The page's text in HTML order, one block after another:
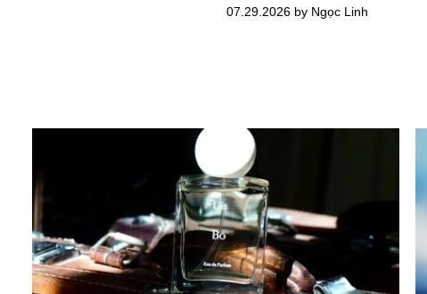
07.29.2026 by Ngọc Linh